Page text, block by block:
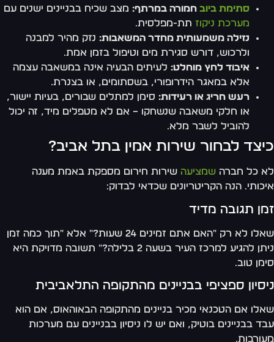
סתימת ביובחמורה במרתף:מצב שכיח בבניינים ישנים עם
מערכת ניקוזתת-מפלסית.
נזילה משמעותית מחדר המשאבות:נזק מהיר למבנה
ולרכוש, דורש סגירת מים וטיפול בזמן אמת.
איבוד לחץ מוחלט:לעיתים הבעיה אינה במשאבה עצמה
אלא במאגר הידרופורי, בשסתומים, או בצנרת.
רעש חריג או רעידות:סימן למתלים שבורים, בעיות יישור,
או חלקי משאבה שנשחקו – אם לא מטפלים מיד, זה יכול
להוביל לשבר מלא.
לבחור שירות אמין בתל אביב?
כל חברהשמציעהשירות חירום מספקת באמת מענה
הנה הקריטריונים שכדאי לבדוק:
תגובה מדיד
שאלו לא רק "האם אתם זמינים 24 שעות?" אלא "תוך כמה זמן
ניתן להגיע למרכז העיר בשעה 2 בלילה?" תשובה מדויקת היא
טוב.
ספציפי בבניינים מהתקופה התלאביבית
אם הטכנאי מכיר בניינים מהתקופה הבאוהאוס, אם הוא
בבניינים בוטיק, ואם יש לו ניסיון בבניינים עם מערכות